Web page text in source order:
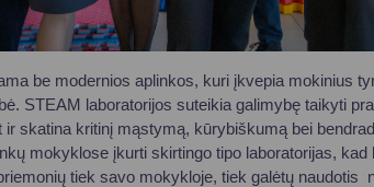
be modernios aplinkos, kuri įkvepia mokinius
STEAM laboratorijos suteikia galimybę taikyti
ir skatina kritinį mąstymą, kūrybiškumą bei
mokyklose įkurti skirtingo tipo laboratorijas,
tiek savo mokykloje, tiek galėtų naudotis